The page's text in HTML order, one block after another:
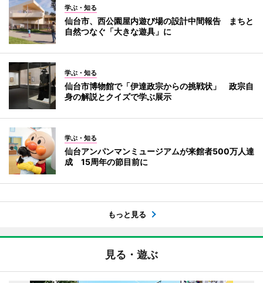
学ぶ・知る
仙台市、西公園屋内遊び場の設計中間報告 まちと
自然つなぐ「大きな遊具」に
学ぶ・知る
仙台市博物館で「伊達政宗からの挑戦状」 政宗自
身の解説とクイズで学ぶ展示
学ぶ・知る
仙台アンパンマンミュージアムが来館者500万人達
成 15周年の節目前に
もっと見る
見る・遊ぶ